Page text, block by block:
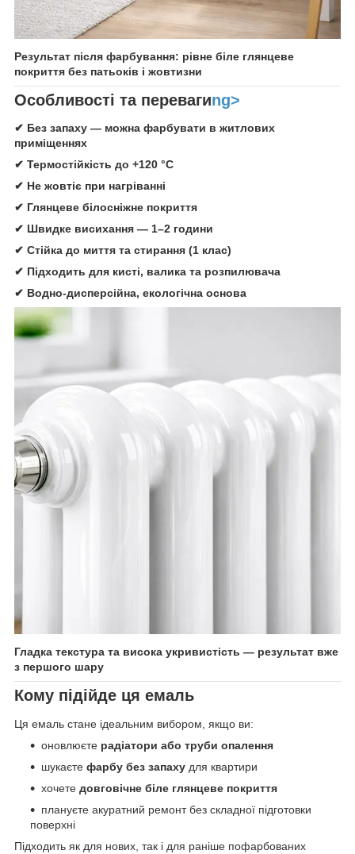
Результат після фарбування: рівне біле глянцеве
покриття без патьоків і жовтизни
Особливості та перевагиng>
✔ Без запаху — можна фарбувати в житлових
приміщеннях
✔ Термостійкість до +120 °C
✔ Не жовтіє при нагріванні
✔ Глянцеве білосніжне покриття
✔ Швидке висихання — 1–2 години
✔ Стійка до миття та стирання (1 клас)
✔ Підходить для кисті, валика та розпилювача
✔ Водно-дисперсійна, екологічна основа
Гладка текстура та висока укривистість — результат вже
з першого шару
Кому підійде ця емаль
Ця емаль стане ідеальним вибором, якщо ви:
оновлюєте радіатори або труби опалення
шукаєте фарбу без запаху для квартири
хочете довговічне біле глянцеве покриття
плануєте акуратний ремонт без складної підготовки
поверхні
Підходить як для нових, так і для раніше пофарбованих